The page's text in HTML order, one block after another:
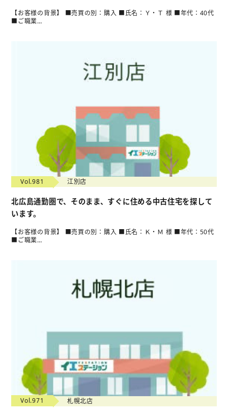
【お客様の背景】 ■売買の別：購入 ■氏名：Ｙ・Ｔ 様 ■年代：40代
■ご職業…
Vol.981 江別店
北広島通勤圏で、そのまま、すぐに住める中古住宅を探して
います。
【お客様の背景】 ■売買の別：購入 ■氏名：Ｋ・Ｍ 様 ■年代：50代
■ご職業…
Vol.971 札幌北店